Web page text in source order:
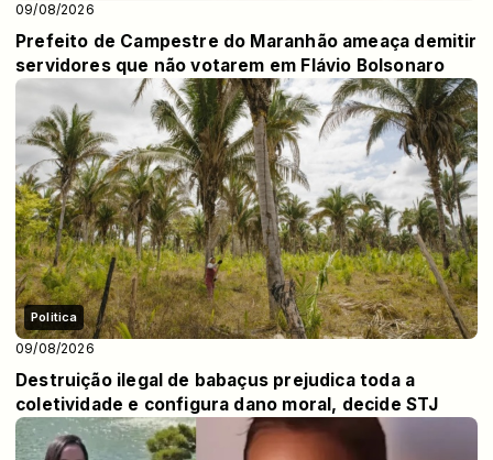
09/08/2026
Prefeito de Campestre do Maranhão ameaça demitir
servidores que não votarem em Flávio Bolsonaro
Politica
09/08/2026
Destruição ilegal de babaçus prejudica toda a
coletividade e configura dano moral, decide STJ